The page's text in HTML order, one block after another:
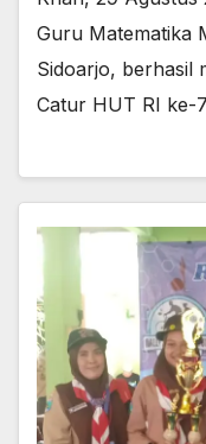
Guru Matematika
Sidoarjo, berhasil
Catur HUT RI ke-